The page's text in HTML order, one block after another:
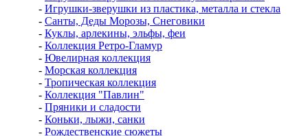
- Игрушки-зверушки из пластика, металла и стекла
- Санты, Деды Морозы, Снеговики
- Куклы, арлекины, эльфы, феи
- Коллекция Ретро-Гламур
- Ювелирная коллекция
- Морская коллекция
- Тропическая коллекция
- Коллекция "Павлин"
- Пряники и сладости
- Коньки, лыжи, санки
- Рождественские сюжеты